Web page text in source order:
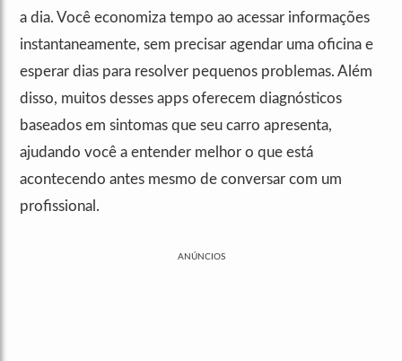
a dia. Você economiza tempo ao acessar informações
instantaneamente, sem precisar agendar uma oficina e
esperar dias para resolver pequenos problemas. Além
disso, muitos desses apps oferecem diagnósticos
baseados em sintomas que seu carro apresenta,
ajudando você a entender melhor o que está
acontecendo antes mesmo de conversar com um
profissional.
ANÚNCIOS